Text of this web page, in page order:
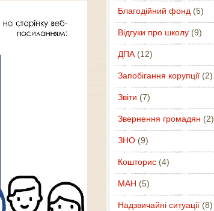
Благодійний фонд (5)
Відгуки про школу(9)
ДПА(12)
Запобігання корупції(2)
Звіти (7)
Звернення громадян (2)
ЗНО(9)
Кошторис(4)
МАН (5)
Надзвичайні ситуації(8)